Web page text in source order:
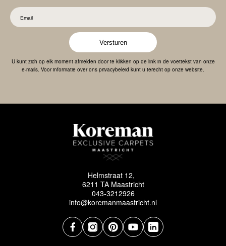
Versturen
U kunt zich op elk moment afmelden door te klikken op de link in de voettekst van onze
e-mails. Voor informatie over ons privacybeleid kunt u terecht op onze website.
Helmstraat 12,
6211 TA Maastricht
043-3212926
info@koremanmaastricht.nl